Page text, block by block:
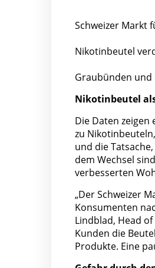
Schweizer Markt
Nikotinbeutel
Graubünden und
Nikotinbeutel
Die Daten
zu
und die
dem Wechsel
verbesserten
„Der Schweizer
Konsumenten
Lindblad, Head
Kunden die
Produkte. Eine